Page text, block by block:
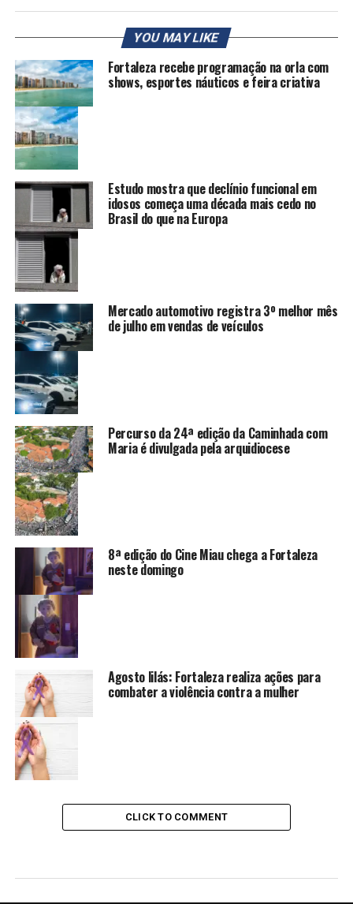
YOU MAY LIKE
Fortaleza recebe programação na orla com
shows, esportes náuticos e feira criativa
Estudo mostra que declínio funcional em
idosos começa uma década mais cedo no
Brasil do que na Europa
Mercado automotivo registra 3º melhor mês
de julho em vendas de veículos
Percurso da 24ª edição da Caminhada com
Maria é divulgada pela arquidiocese
8ª edição do Cine Miau chega a Fortaleza
neste domingo
Agosto lilás: Fortaleza realiza ações para
combater a violência contra a mulher
CLICK TO COMMENT